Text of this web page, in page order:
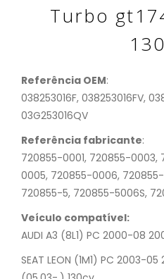
Turbo
Referência OEM:
038253016F, 038253016FV,
03G253016QV
Referência fabricante:
720855-0001, 720855-
0005, 720855-0006,
720855-5, 720855-5006S,
Veículo compatível:
AUDI A3 (8L1) PC 2000-08
SEAT LEON (1M1) PC 2003-05